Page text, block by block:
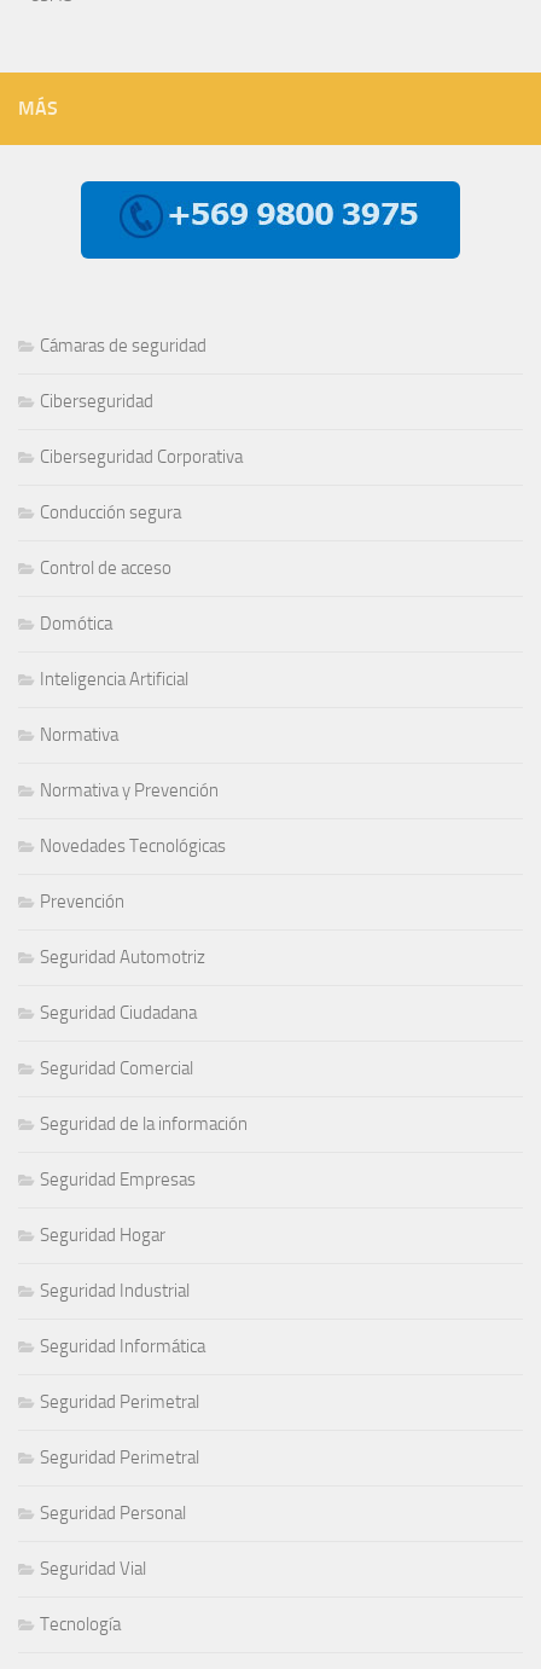
MÁS
Cámaras de seguridad
Ciberseguridad
Ciberseguridad Corporativa
Conducción segura
Control de acceso
Domótica
Inteligencia Artificial
Normativa
Normativa y Prevención
Novedades Tecnológicas
Prevención
Seguridad Automotriz
Seguridad Ciudadana
Seguridad Comercial
Seguridad de la información
Seguridad Empresas
Seguridad Hogar
Seguridad Industrial
Seguridad Informática
Seguridad Perimetral
Seguridad Perimetral
Seguridad Personal
Seguridad Vial
Tecnología